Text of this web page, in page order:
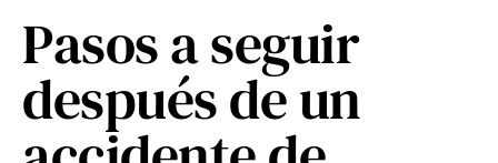
Pasos a seguir
después de un